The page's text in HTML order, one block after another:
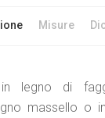
Misure
in legno di
massello o